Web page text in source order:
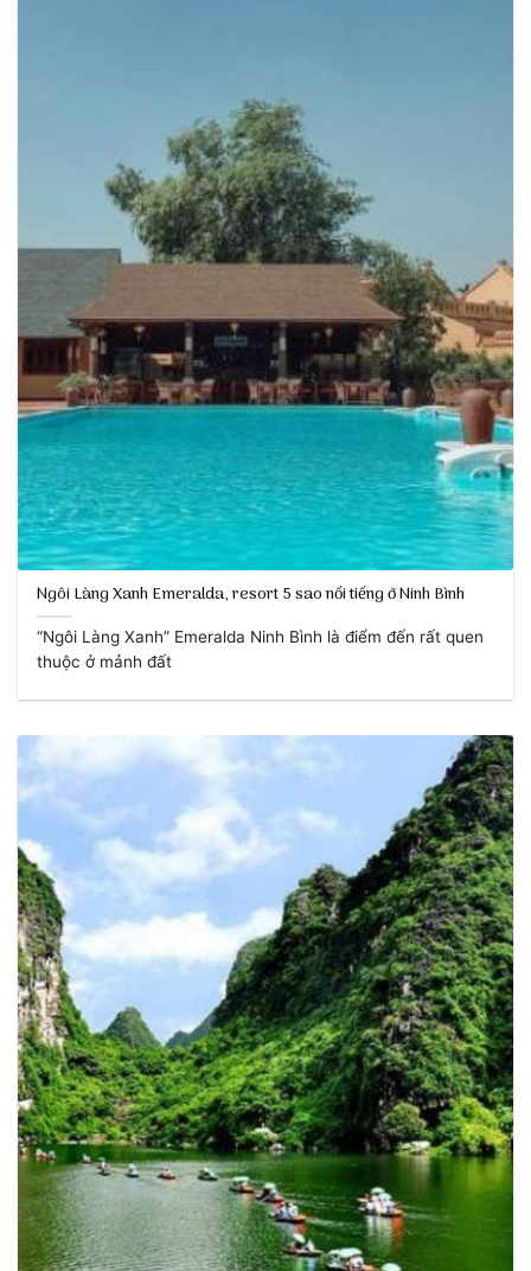
Ngôi Làng Xanh Emeralda, resort 5 sao nổi tiếng ở Ninh Bình
“Ngôi Làng Xanh” Emeralda Ninh Bình là điểm đến rất quen
thuộc ở mảnh đất